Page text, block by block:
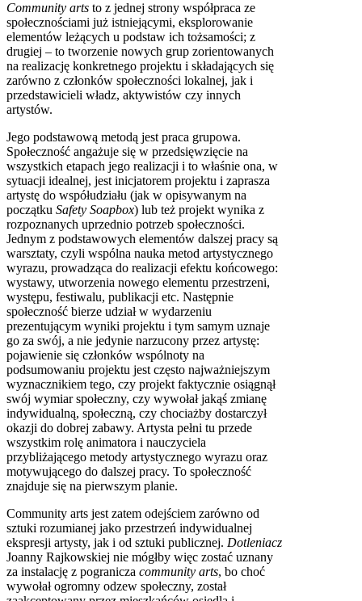
Community arts to z jednej strony współpraca ze
społecznościami już istniejącymi, eksplorowanie
elementów leżących u podstaw ich tożsamości; z
drugiej – to tworzenie nowych grup zorientowanych
na realizację konkretnego projektu i składających się
zarówno z członków społeczności lokalnej, jak i
przedstawicieli władz, aktywistów czy innych
artystów.
Jego podstawową metodą jest praca grupowa.
Społeczność angażuje się w przedsięwzięcie na
wszystkich etapach jego realizacji i to właśnie ona, w
sytuacji idealnej, jest inicjatorem projektu i zaprasza
artystę do współudziału (jak w opisywanym na
początku Safety Soapbox) lub też projekt wynika z
rozpoznanych uprzednio potrzeb społeczności.
Jednym z podstawowych elementów dalszej pracy są
warsztaty, czyli wspólna nauka metod artystycznego
wyrazu, prowadząca do realizacji efektu końcowego:
wystawy, utworzenia nowego elementu przestrzeni,
występu, festiwalu, publikacji etc. Następnie
społeczność bierze udział w wydarzeniu
prezentującym wyniki projektu i tym samym uznaje
go za swój, a nie jedynie narzucony przez artystę:
pojawienie się członków wspólnoty na
podsumowaniu projektu jest często najważniejszym
wyznacznikiem tego, czy projekt faktycznie osiągnął
swój wymiar społeczny, czy wywołał jakąś zmianę
indywidualną, społeczną, czy chociażby dostarczył
okazji do dobrej zabawy. Artysta pełni tu przede
wszystkim rolę animatora i nauczyciela
przybliżającego metody artystycznego wyrazu oraz
motywującego do dalszej pracy. To społeczność
znajduje się na pierwszym planie.
Community arts jest zatem odejściem zarówno od
sztuki rozumianej jako przestrzeń indywidualnej
ekspresji artysty, jak i od sztuki publicznej. Dotleniacz
Joanny Rajkowskiej nie mógłby więc zostać uznany
za instalację z pogranicza community arts, bo choć
wywołał ogromny odzew społeczny, został